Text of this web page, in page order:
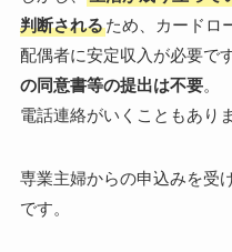
判断されるため、カードロ
配偶者に安定収入が必要で
の同意書等の提出は不要。
電話連絡がいくこともあり
専業主婦からの申込みを受
です。